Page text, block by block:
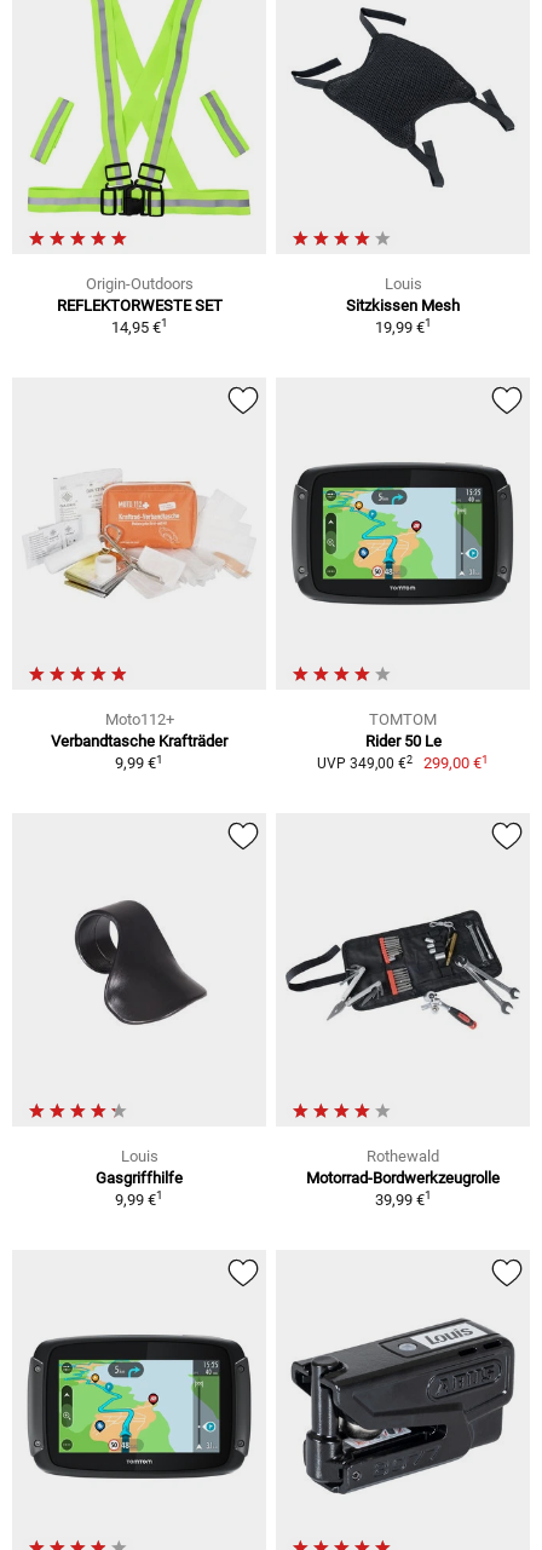
Origin-Outdoors
REFLEKTORWESTE SET
14,95 €1
Louis
Sitzkissen Mesh
19,99 €1
Moto112+
Verbandtasche Krafträder
9,99 €1
TOMTOM
Rider 50 Le
UVP 349,00 €2 299,00 €1
Louis
Gasgriffhilfe
9,99 €1
Rothewald
Motorrad-Bordwerkzeugrolle
39,99 €1